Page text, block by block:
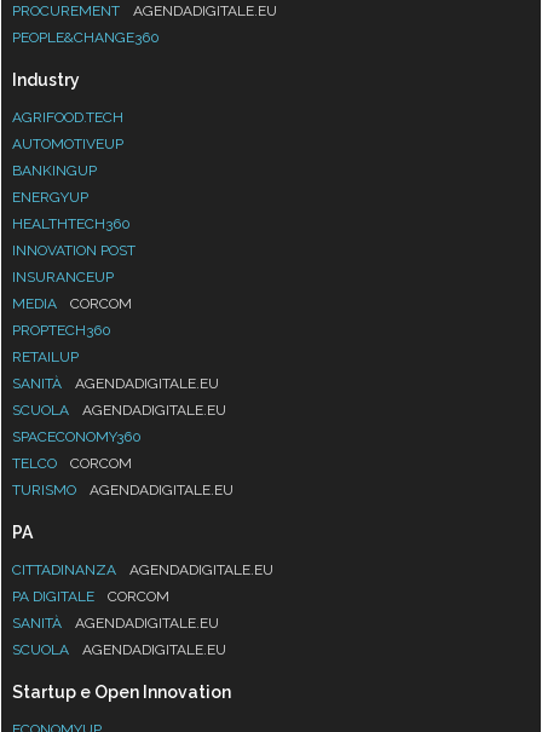
PROCUREMENT
AGENDADIGITALE.EU
PEOPLE&CHANGE360
Industry
AGRIFOOD.TECH
AUTOMOTIVEUP
BANKINGUP
ENERGYUP
HEALTHTECH360
INNOVATION POST
INSURANCEUP
MEDIA
CORCOM
PROPTECH360
RETAILUP
SANITÀ
AGENDADIGITALE.EU
SCUOLA
AGENDADIGITALE.EU
SPACECONOMY360
TELCO
CORCOM
TURISMO
AGENDADIGITALE.EU
PA
CITTADINANZA
AGENDADIGITALE.EU
PA DIGITALE
CORCOM
SANITÀ
AGENDADIGITALE.EU
SCUOLA
AGENDADIGITALE.EU
Startup e Open Innovation